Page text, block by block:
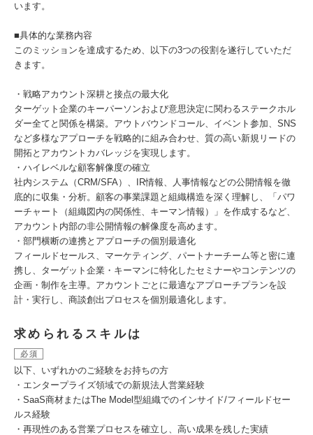
います。
■具体的な業務内容
このミッションを達成するため、以下の3つの役割を遂行していただ
きます。
・戦略アカウント深耕と接点の最大化
ターゲット企業のキーパーソンおよび意思決定に関わるステークホル
ダー全てと関係を構築。アウトバウンドコール、イベント参加、SNS
など多様なアプローチを戦略的に組み合わせ、質の高い新規リードの
開拓とアカウントカバレッジを実現します。
・ハイレベルな顧客解像度の確立
社内システム（CRM/SFA）、IR情報、人事情報などの公開情報を徹
底的に収集・分析。顧客の事業課題と組織構造を深く理解し、「パワ
ーチャート（組織図内の関係性、キーマン情報）」を作成するなど、
アカウント内部の非公開情報の解像度を高めます。
・部門横断の連携とアプローチの個別最適化
フィールドセールス、マーケティング、パートナーチーム等と密に連
携し、ターゲット企業・キーマンに特化したセミナーやコンテンツの
企画・制作を主導。アカウントごとに最適なアプローチプランを設
計・実行し、商談創出プロセスを個別最適化します。
求められるスキルは
必須
以下、いずれかのご経験をお持ちの方
・エンタープライズ領域での新規法人営業経験
・SaaS商材またはThe Model型組織でのインサイド/フィールドセー
ルス経験
・再現性のある営業プロセスを確立し、高い成果を残した実績